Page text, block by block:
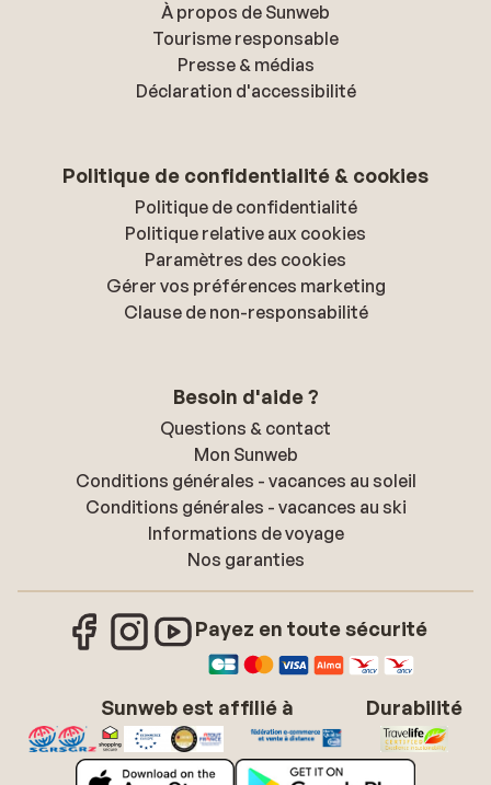
À propos de Sunweb
Tourisme responsable
Presse & médias
Déclaration d'accessibilité
Politique de confidentialité & cookies
Politique de confidentialité
Politique relative aux cookies
Paramètres des cookies
Gérer vos préférences marketing
Clause de non-responsabilité
Besoin d'aide ?
Questions & contact
Mon Sunweb
Conditions générales - vacances au soleil
Conditions générales - vacances au ski
Informations de voyage
Nos garanties
Payez en toute sécurité
Sunweb est affilié à Durabilité